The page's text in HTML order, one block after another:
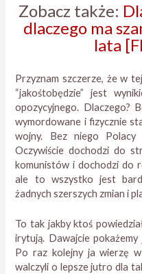
Zobacz także:
dlaczego ma
lata
Przyznam szczerze, że w
“jakośtobędzie” jest
opozycyjnego. Dlaczego?
wymordowane i fizycznie
wojny. Bez niego
Oczywiście dochodzi do
komunistów i dochodzi do
ale to wszystko jest
żadnych szerszych zmian i
To tak jakby ktoś
irytują. Dawajcie
Po raz kolejny ja wierzę
walczyli o lepsze jutro dla